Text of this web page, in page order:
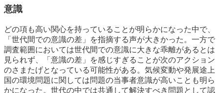
意識
どの項も高い関心を持っていることが明らかになった中で、
「世代間での意識の差」を指摘する声が大きかった。一方で
調査範囲においては世代間での意識に大きな乖離があるとは
見られず、「意識の差」を感じすぎることが次のアクション
のさまたげとなっている可能性がある。気候変動や発展途上
国の環境問題に関しては問題の当事者意識が高いことも明ら
かになった。世代の中では共通して解決すべき問題として認